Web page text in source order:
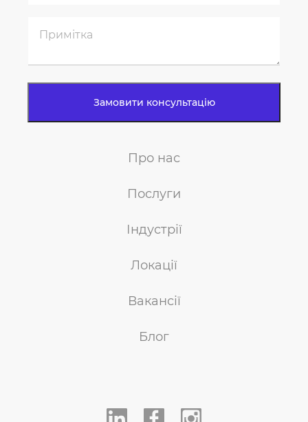
Про нас
Послуги
Індустрії
Локації
Вакансії
Блог